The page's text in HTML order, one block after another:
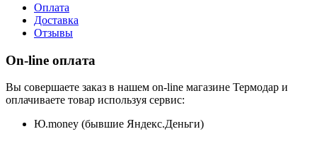
Оплата
Доставка
Отзывы
On-line оплата
Вы совершаете заказ в нашем on-line магазине Термодар и
оплачиваете товар используя сервис:
Ю.money (бывшие Яндекс.Деньги)